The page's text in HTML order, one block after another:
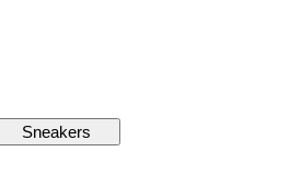
Sneakers